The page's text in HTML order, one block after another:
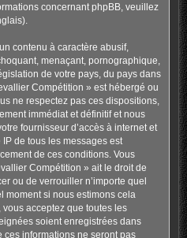
concernant phpBB, veuillez
contenu à caractère abusif,
menaçant, pornographique,
de votre pays, du pays dans
Compétition » est hébergé ou
ne respectez pas ces dispositions,
immédiat et définitif et nous
fournisseur d’accès à internet et
de tous les messages est
de ces conditions. Vous
Compétition » ait le droit de
ou de verrouiller n’importe quel
moment si nous estimons cela
vous acceptez que toutes les
soient enregistrées dans
informations ne seront pas